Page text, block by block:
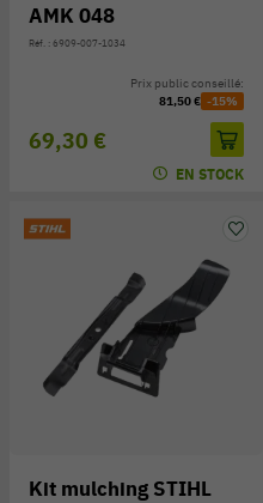
AMK 048
Réf. : 6909-007-1034
69,30 €
Prix public conseillé:
81,50 € -15%
EN STOCK
Kit mulching STIHL